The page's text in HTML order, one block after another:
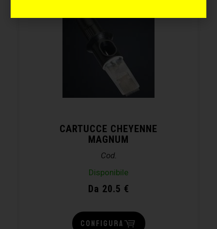
CARTUCCE CHEYENNE
MAGNUM
Cod.
Disponibile
Da 20.5 €
CONFIGURA